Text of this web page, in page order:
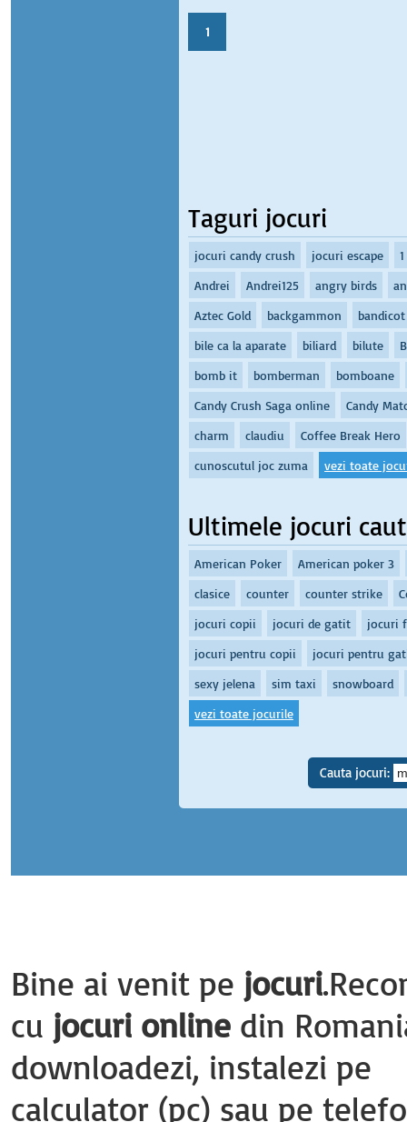
1
Taguri jocuri
jocuri candy crush jocuri escape
Andrei
Andrei125 angry birds
Aztec Gold
backgammon
bandicot
bile ca la aparate
biliard bilute
bomb it
bomberman
bomboane
Candy Crush Saga online
Candy
charm
claudiu
Coffee Break Hero
cunoscutul joc zuma
vezi toate
Ultimele jocuri
American Poker
American poker 3
clasice
counter counter strike
jocuri copii
jocuri de gatit
jocuri
jocuri pentru copii
jocuri pentru
sexy jelena
sim taxi
snowboard
vezi toate jocurile
Cauta jocuri:
Bine ai venit pe jocuri
cu jocuri online din
downloadezi, instalezi pe
calculator (pc) sau pe